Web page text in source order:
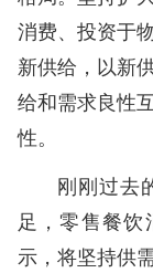
消费、投资于
新供给，以新
给和需求良性
性。
刚刚过去
足，零售餐
示，将坚持供